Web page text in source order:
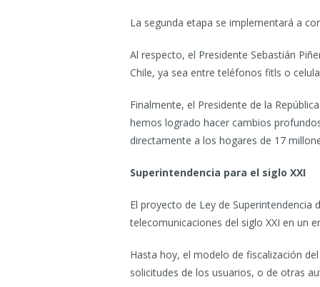
La segunda etapa se implementará a
Al respecto, el Presidente Sebastián
Chile, ya sea entre teléfonos fitls o
Finalmente, el Presidente de la
hemos logrado hacer cambios
directamente a los hogares de 17
Superintendencia para el siglo XXI
El proyecto de Ley de
telecomunicaciones del siglo XXI en un
Hasta hoy, el modelo de fiscalización
solicitudes de los usuarios, o de otras